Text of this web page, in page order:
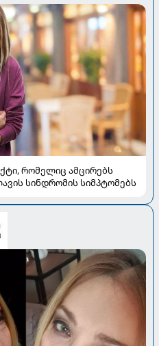
რომელიც ამცირებს
სინდრომის სიმპტომებს